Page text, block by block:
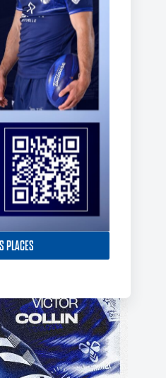
PLACES
Journey